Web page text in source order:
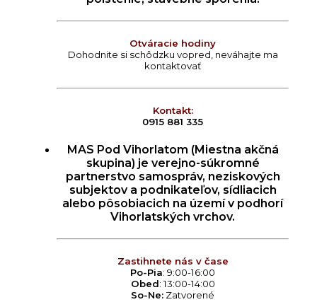
Otváracie hodiny
Dohodnite si schôdzku vopred, neváhajte ma
kontaktovať
Kontakt:
0915 881 335
MAS Pod Vihorlatom (Miestna akčná
skupina) je verejno-súkromné
partnerstvo samospráv, neziskových
subjektov a podnikateľov, sídliacich
alebo pôsobiacich na území v podhorí
Vihorlatských vrchov.
Zastihnete nás v čase
Po-Pia: 9:00-16:00
Obed: 13:00-14:00
So-Ne: Zatvorené